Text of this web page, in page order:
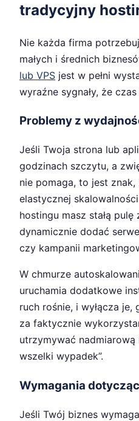
tradycyjny
Nie każda firma
małych i średnich
lub VPS jest w pełni
wyraźne sygnały, że
Problemy z
Jeśli Twoja strona lub
godzinach szczytu, a
nie pomaga, to jest
elastycznej
hostingu masz stałą
dynamicznie dodać
czy kampanii
W chmurze
uruchamia dodatkowe
ruch rośnie, i wyłącza je,
za faktycznie
utrzymywać nadmiarową
wszelki wypadek”.
Wymagania
Jeśli Twój biznes